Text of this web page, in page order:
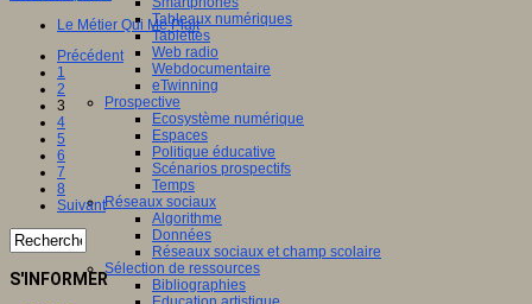
Tableaux numériques
Tablettes
Web radio
Webdocumentaire
eTwinning
Prospective
Ecosystème numérique
Espaces
Politique éducative
Scénarios prospectifs
Temps
Réseaux sociaux
Algorithme
Données
Réseaux sociaux et champ scolaire
Sélection de ressources
Bibliographies
Le Métier Qui Me Plait
Précédent
1
2
3
4
5
6
7
8
Suivant
S'INFORMER